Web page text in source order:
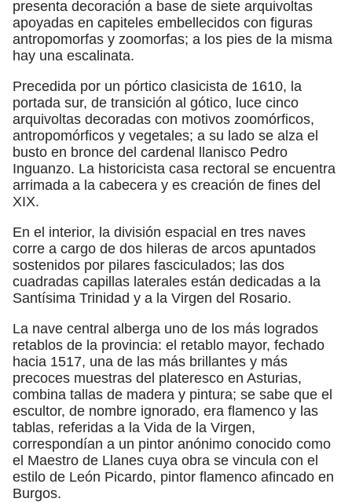
presenta decoración a base de siete arquivoltas
apoyadas en capiteles embellecidos con figuras
antropomorfas y zoomorfas; a los pies de la misma
hay una escalinata.
Precedida por un pórtico clasicista de 1610, la
portada sur, de transición al gótico, luce cinco
arquivoltas decoradas con motivos zoomórficos,
antropomórficos y vegetales; a su lado se alza el
busto en bronce del cardenal llanisco Pedro
Inguanzo. La historicista casa rectoral se encuentra
arrimada a la cabecera y es creación de fines del
XIX.
En el interior, la división espacial en tres naves
corre a cargo de dos hileras de arcos apuntados
sostenidos por pilares fasciculados; las dos
cuadradas capillas laterales están dedicadas a la
Santísima Trinidad y a la Virgen del Rosario.
La nave central alberga uno de los más logrados
retablos de la provincia: el retablo mayor, fechado
hacia 1517, una de las más brillantes y más
precoces muestras del plateresco en Asturias,
combina tallas de madera y pintura; se sabe que el
escultor, de nombre ignorado, era flamenco y las
tablas, referidas a la Vida de la Virgen,
correspondían a un pintor anónimo conocido como
el Maestro de Llanes cuya obra se vincula con el
estilo de León Picardo, pintor flamenco afincado en
Burgos.